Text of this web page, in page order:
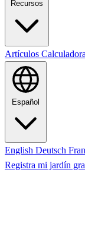
Recursos
Artículos
Español
English Deutsch
Registra mi jardín